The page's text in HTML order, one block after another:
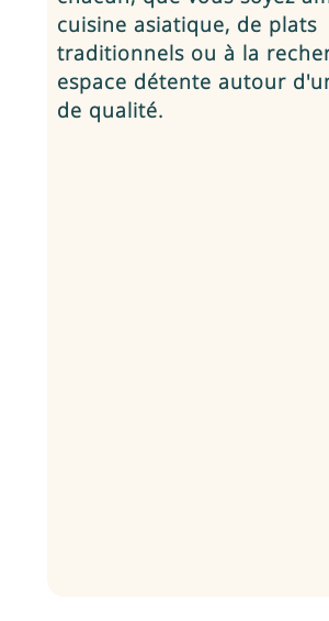
cuisine asiatique, de plats
traditionnels ou à la
espace détente autour
de qualité.